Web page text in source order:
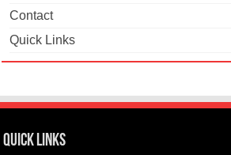
Contact
Quick Links
Quick Links